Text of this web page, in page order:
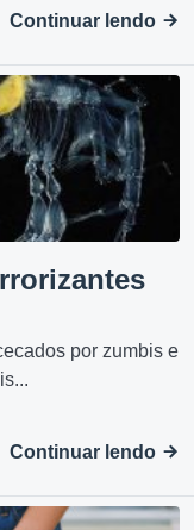
Continuar lendo
por zumbis e
Continuar lendo